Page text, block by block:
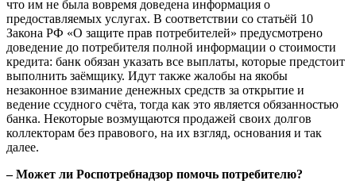
что им не была вовремя доведена информация о
предоставляемых услугах. В соответствии со статьёй 10
Закона РФ «О защите прав потребителей» предусмотрено
доведение до потребителя полной информации о стоимости
кредита: банк обязан указать все выплаты, которые предстоит
выполнить заёмщику. Идут также жалобы на якобы
незаконное взимание денежных средств за открытие и
ведение ссудного счёта, тогда как это является обязанностью
банка. Некоторые возмущаются продажей своих долгов
коллекторам без правового, на их взгляд, основания и так
далее.
– Может ли Роспотребнадзор помочь потребителю?